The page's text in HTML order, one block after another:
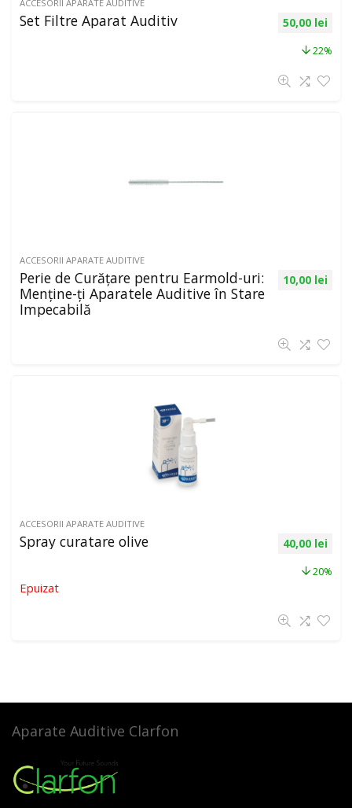
ACCESORII APARATE AUDITIVE
Set Filtre Aparat Auditiv 50,00 lei
22%
ACCESORII APARATE AUDITIVE
Perie de Curățare pentru Earmold-uri:
Menține-ți Aparatele Auditive în Stare
Impecabilă
10,00 lei
ACCESORII APARATE AUDITIVE
Spray curatare olive 40,00 lei
20%
Epuizat
Aparate Auditive Clarfon